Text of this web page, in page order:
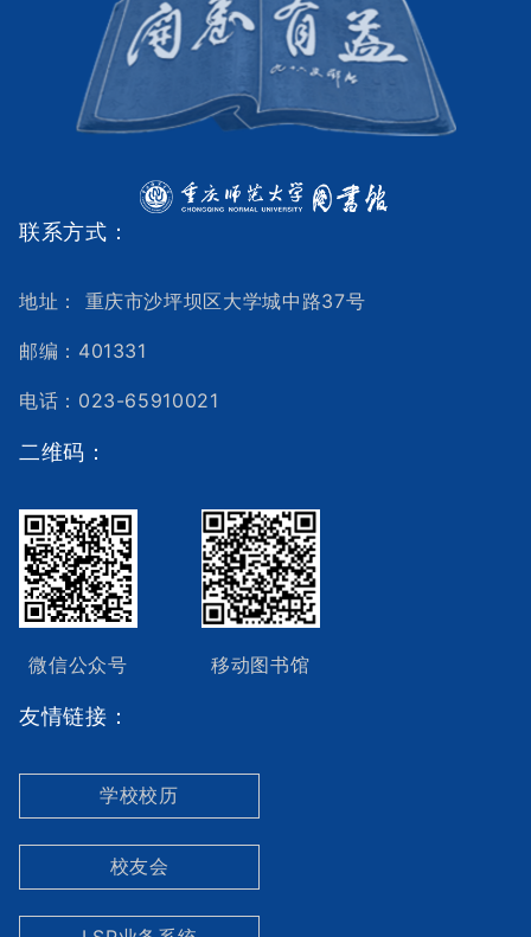
联系方式：
地址： 重庆市沙坪坝区大学城中路37号
邮编：401331
电话：023-65910021
二维码：
微信公众号 移动图书馆
友情链接：
学校校历
校友会